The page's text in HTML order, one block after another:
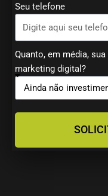
Seu telefone
Quanto, em média,
marketing digital?